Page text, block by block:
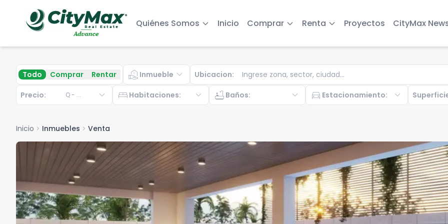
Quiénes Somos Inicio Comprar Renta Proyectos CityMax
Todo Comprar Rentar real_estate_agent Inmueble expand_more Ubicacion:
Precio: Q - ... expand_more bed Habitaciones: expand_more bathtub Baños: expand_more directions_car Estacionamiento: expand_more
Inicio chevron_right Inmuebles chevron_right Venta